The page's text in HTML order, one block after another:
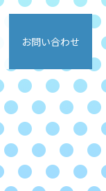
お問い合わせ